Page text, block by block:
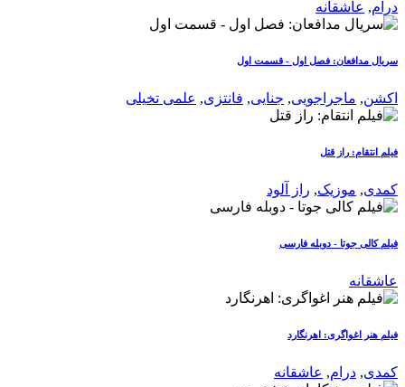
درام, عاشقانه
سریال مدافعان: فصل اول - قسمت اول
اکشن, ماجراجویی, جنایی, فانتزی, علمی تخیلی
فیلم انتقام: راز قتل
کمدی, موزیک, راز آلود
فیلم کالی جوتا - دوبله فارسی
عاشقانه
فیلم هنر اغواگری: اهرنگارد
کمدی, درام, عاشقانه